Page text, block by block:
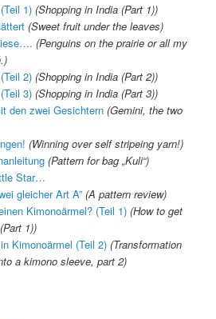
1) (Shopping in India (Part 1))
(Sweet fruit under the leaves)
(Penguins on the prairie or all my
2) (Shopping in India (Part 2))
3) (Shopping in India (Part 3))
den zwei Gesichtern (Gemini, the two
(Winning over self stripeing yarn!)
(Pattern for bag „Kuli“)
Star…
gleicher Art A” (A pattern review)
Kimonoärmel? (Teil 1) (How to get
1))
Kimonoärmel (Teil 2) (Transformation
a kimono sleeve, part 2)